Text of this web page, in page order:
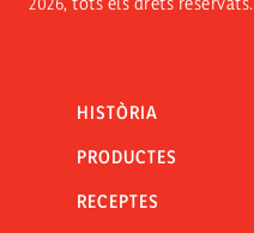
HISTÒRIA
PRODUCTES
RECEPTES